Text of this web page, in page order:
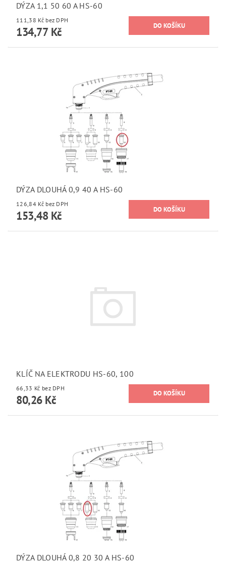
DÝZA 1,1 50 60 A HS-60
111,38 Kč bez DPH
134,77 Kč
DÝZA DLOUHÁ 0,9 40 A HS-60
126,84 Kč bez DPH
153,48 Kč
KLÍČ NA ELEKTRODU HS-60, 100
66,33 Kč bez DPH
80,26 Kč
DÝZA DLOUHÁ 0,8 20 30 A HS-60